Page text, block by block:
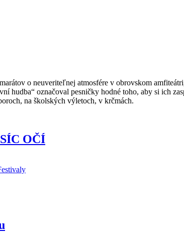
o neuveriteľnej atmosfére v obrovskom
hudba“ označoval pesničky hodné toho, aby si
na školských výletoch, v krčmách.
OČÍ